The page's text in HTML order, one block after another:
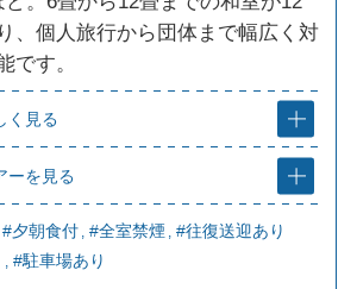
、個人旅行から団体まで幅広く対
です。
く見る
ーを見る
#夕朝食付 #全室禁煙 #往復送迎あり
#駐車場あり